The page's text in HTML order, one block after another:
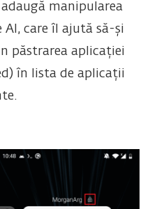
manipularea
care îl ajută să-și
păstrarea aplicației
în lista de aplicații